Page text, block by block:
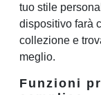
tuo stile
dispositivo farà
collezione e
meglio.
Funzioni